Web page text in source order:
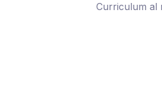
Curriculum al